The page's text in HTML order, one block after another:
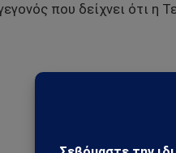
που δείχνει ότι η